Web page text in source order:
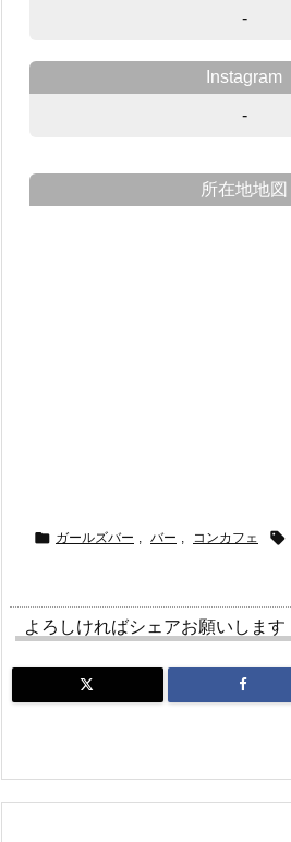
-
Instagram
-
所在地地図
 ガールズバー , バー , コンカフェ 
よろしければシェアお願いします